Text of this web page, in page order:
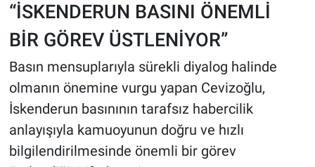
“İSKENDERUN BASINI ÖNEMLİ
BİR GÖREV ÜSTLENİYOR”
Basın mensuplarıyla sürekli diyalog halinde
olmanın önemine vurgu yapan Cevizoğlu,
İskenderun basınının tarafsız habercilik
anlayışıyla kamuoyunun doğru ve hızlı
bilgilendirilmesinde önemli bir görev